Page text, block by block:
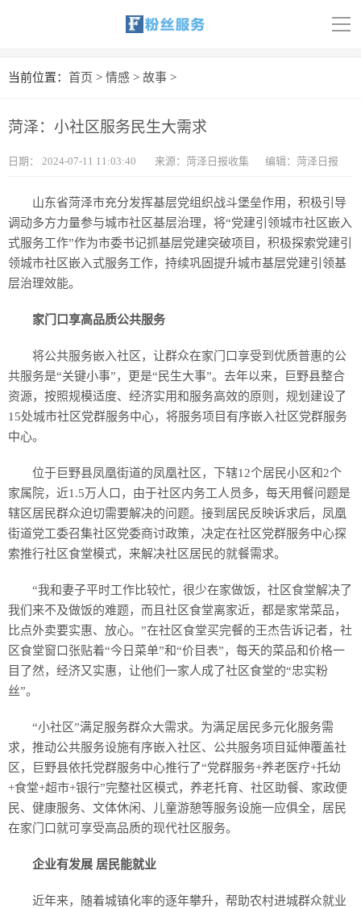
导
首页
体育
财经
历史
美食
军事
国际
情感
故事 美文
当前位置： 首页 > 情感 > 故事 >
菏泽：小社区服务民生大需求
日期： 2024-07-11 11:03:40 来源：菏泽日报收集 编辑：菏泽日报
山东省菏泽市充分发挥基层党组织战斗堡垒作用，积极引导
调动多方力量参与城市社区基层治理，将“党建引领城市社区嵌入
式服务工作”作为市委书记抓基层党建突破项目，积极探索党建引
领城市社区嵌入式服务工作，持续巩固提升城市基层党建引领基
层治理效能。
家门口享高品质公共服务
将公共服务嵌入社区，让群众在家门口享受到优质普惠的公
共服务是“关键小事”，更是“民生大事”。去年以来，巨野县整合
资源，按照规模适度、经济实用和服务高效的原则，规划建设了
15处城市社区党群服务中心，将服务项目有序嵌入社区党群服务
中心。
位于巨野县凤凰街道的凤凰社区，下辖12个居民小区和2个
家属院，近1.5万人口，由于社区内务工人员多，每天用餐问题是
辖区居民群众迫切需要解决的问题。接到居民反映诉求后，凤凰
街道党工委召集社区党委商讨政策，决定在社区党群服务中心探
索推行社区食堂模式，来解决社区居民的就餐需求。
“我和妻子平时工作比较忙，很少在家做饭，社区食堂解决了
我们来不及做饭的难题，而且社区食堂离家近，都是家常菜品，
比点外卖要实惠、放心。”在社区食堂买完餐的王杰告诉记者，社
区食堂窗口张贴着“今日菜单”和“价目表”，每天的菜品和价格一
目了然，经济又实惠，让他们一家人成了社区食堂的“忠实粉
丝”。
“小社区”满足服务群众大需求。为满足居民多元化服务需
求，推动公共服务设施有序嵌入社区、公共服务项目延伸覆盖社
区，巨野县依托党群服务中心推行了“党群服务+养老医疗+托幼
+食堂+超市+银行”完整社区模式，养老托育、社区助餐、家政便
民、健康服务、文体休闲、儿童游憩等服务设施一应俱全，居民
在家门口就可享受高品质的现代社区服务。
企业有发展 居民能就业
近年来，随着城镇化率的逐年攀升，帮助农村进城群众就业